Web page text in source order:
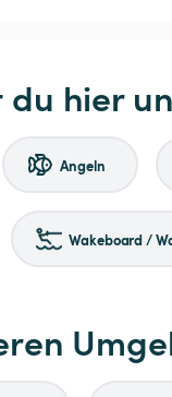
du hier
Angeln
Wakeboard /